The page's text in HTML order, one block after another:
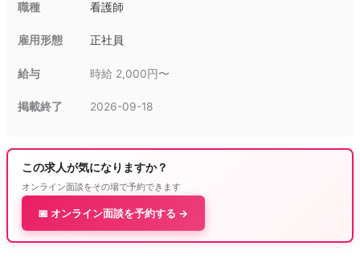
職種 看護師
雇用形態 正社員
給与 時給 2,000円〜
掲載終了 2026-09-18
この求人が気になりますか？
オンライン面談をその場で予約できます
📅 オンライン面談を予約する →